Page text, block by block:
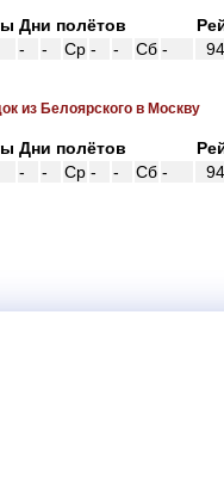
Дни полётов
- - Ср - - Сб -
из Белоярского в Москву
Дни полётов
- - Ср - - Сб -